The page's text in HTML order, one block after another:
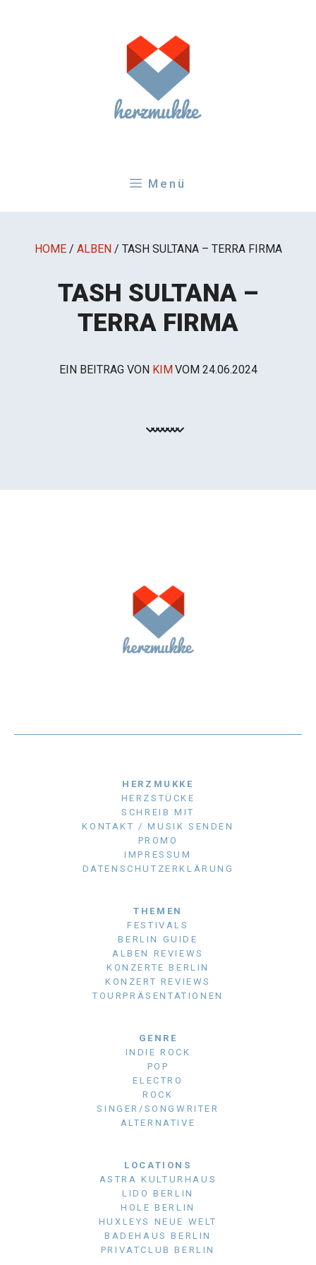
Menü
HOME / ALBEN / TASH SULTANA – TERRA FIRMA
TASH SULTANA –
TERRA FIRMA
EIN BEITRAG VON KIMVOM 24.06.2024
HERZMUKKE
HERZSTÜCKE
SCHREIB MIT
KONTAKT / MUSIK SENDEN
PROMO
IMPRESSUM
DATENSCHUTZERKLÄRUNG
THEMEN
FESTIVALS
BERLIN GUIDE
ALBEN REVIEWS
KONZERTE BERLIN
KONZERT REVIEWS
TOURPRÄSENTATIONEN
GENRE
INDIE ROCK
POP
ELECTRO
ROCK
SINGER/SONGWRITER
ALTERNATIVE
LOCATIONS
ASTRA KULTURHAUS
LIDO BERLIN
HOLE BERLIN
HUXLEYS NEUE WELT
BADEHAUS BERLIN
PRIVATCLUB BERLIN